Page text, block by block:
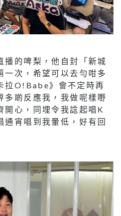
播的啤梨，他自封「新城
一次，希望可以去勻咁多
拉O!Babe》會不定時再
多啲反應我，我做呢樣嘢
開心，同埋令我諗起唱K
通宵唱到我暈低，好有回